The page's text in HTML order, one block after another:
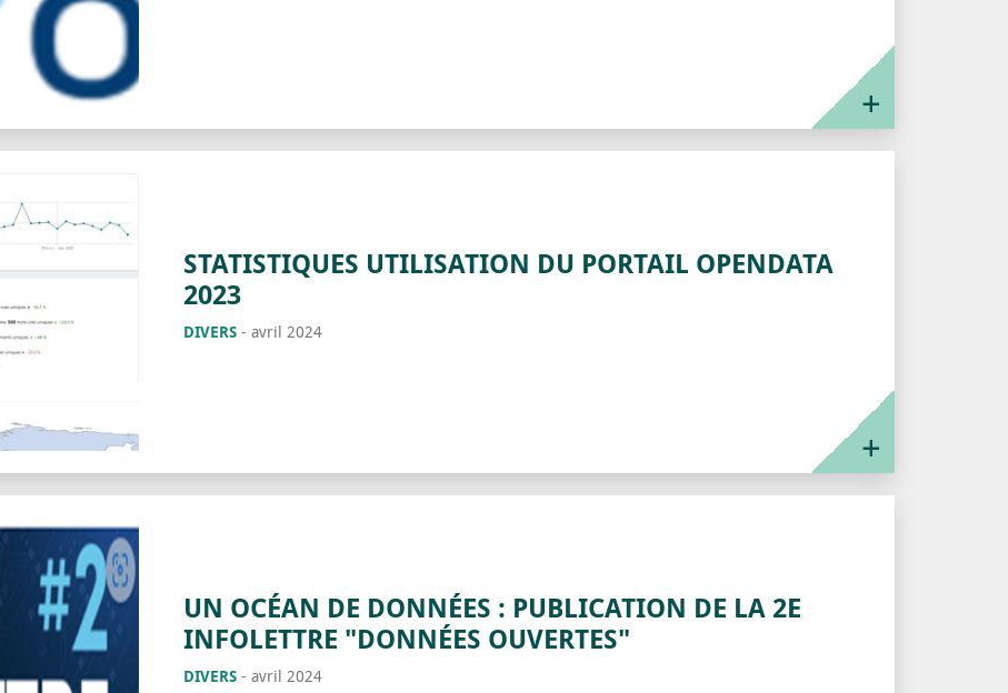
STATISTIQUES UTILISATION DU PORTAIL OPENDATA
2023
DIVERS - avril 2024
UN OCÉAN DE DONNÉES : PUBLICATION DE LA 2E
INFOLETTRE "DONNÉES OUVERTES"
DIVERS - avril 2024